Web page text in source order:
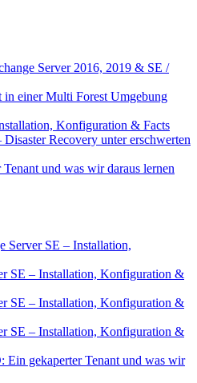
Server 2016, 2019 & SE /
einer Multi Forest Umgebung
Konfiguration & Facts
Recovery unter erschwerten
und was wir daraus lernen
Server SE – Installation,
SE – Installation, Konfiguration &
SE – Installation, Konfiguration &
SE – Installation, Konfiguration &
Ein gekaperter Tenant und was wir